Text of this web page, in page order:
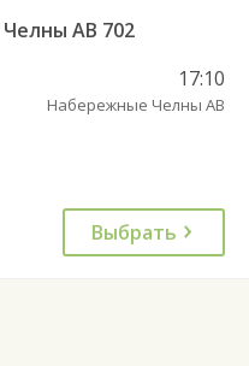
АВ 702
17:10
Набережные Челны АВ
Выбрать